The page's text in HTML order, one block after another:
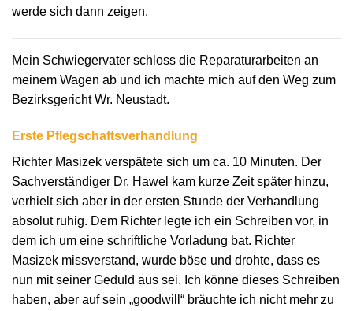
werde sich dann zeigen.
Mein Schwiegervater schloss die Reparaturarbeiten an
meinem Wagen ab und ich machte mich auf den Weg zum
Bezirksgericht Wr. Neustadt.
Erste Pflegschaftsverhandlung
Richter Masizek verspätete sich um ca. 10 Minuten. Der
Sachverständiger Dr. Hawel kam kurze Zeit später hinzu,
verhielt sich aber in der ersten Stunde der Verhandlung
absolut ruhig. Dem Richter legte ich ein Schreiben vor, in
dem ich um eine schriftliche Vorladung bat. Richter
Masizek missverstand, wurde böse und drohte, dass es
nun mit seiner Geduld aus sei. Ich könne dieses Schreiben
haben, aber auf sein „goodwill“ bräuchte ich nicht mehr zu